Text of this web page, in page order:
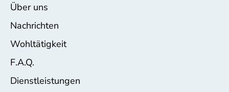
Über uns
Nachrichten
Wohltätigkeit
F.A.Q.
Dienstleistungen